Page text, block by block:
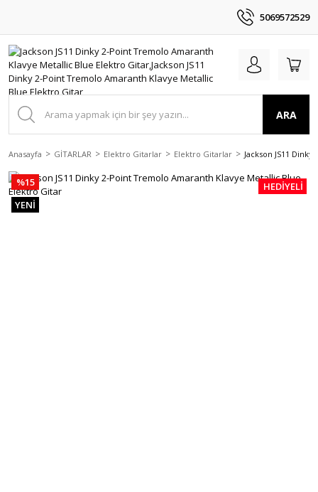
5069572529
ARA
Anasayfa GİTARLAR Elektro Gitarlar Elektro Gitarlar Jackson JS11
%15
YENİ
HEDİYELİ